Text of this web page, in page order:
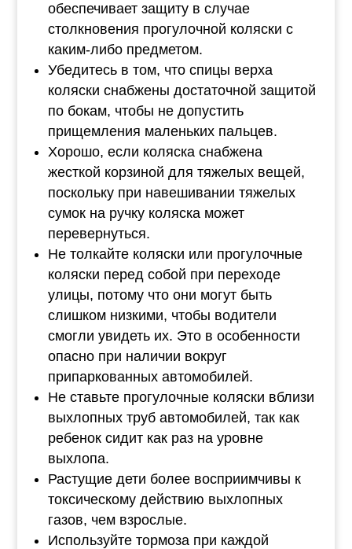
обеспечивает защиту в случае
столкновения прогулочной коляски с
каким-либо предметом.
Убедитесь в том, что спицы верха
коляски снабжены достаточной защитой
по бокам, чтобы не допустить
прищемления маленьких пальцев.
Хорошо, если коляска снабжена
жесткой корзиной для тяжелых вещей,
поскольку при навешивании тяжелых
сумок на ручку коляска может
перевернуться.
Не толкайте коляски или прогулочные
коляски перед собой при переходе
улицы, потому что они могут быть
слишком низкими, чтобы водители
смогли увидеть их. Это в особенности
опасно при наличии вокруг
припаркованных автомобилей.
Не ставьте прогулочные коляски вблизи
выхлопных труб автомобилей, так как
ребенок сидит как раз на уровне
выхлопа.
Растущие дети более восприимчивы к
токсическому действию выхлопных
газов, чем взрослые.
Используйте тормоза при каждой